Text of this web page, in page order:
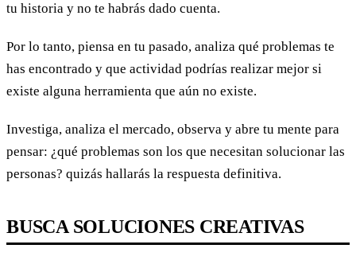
tu historia y no te habrás dado cuenta.
Por lo tanto, piensa en tu pasado, analiza qué problemas te
has encontrado y que actividad podrías realizar mejor si
existe alguna herramienta que aún no existe.
Investiga, analiza el mercado, observa y abre tu mente para
pensar: ¿qué problemas son los que necesitan solucionar las
personas? quizás hallarás la respuesta definitiva.
BUSCA SOLUCIONES CREATIVAS